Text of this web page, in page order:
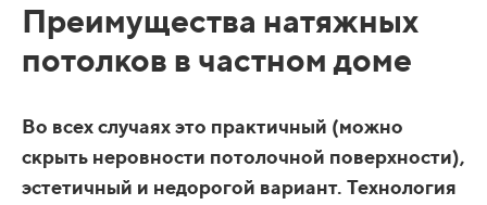
Преимущества натяжных
потолков в частном доме
Во всех случаях это практичный (можно
скрыть неровности потолочной поверхности),
эстетичный и недорогой вариант. Технология